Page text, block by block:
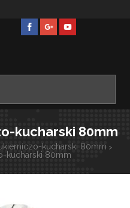
kucharski 80mm
kucharski 80mm >
kucharski 80mm